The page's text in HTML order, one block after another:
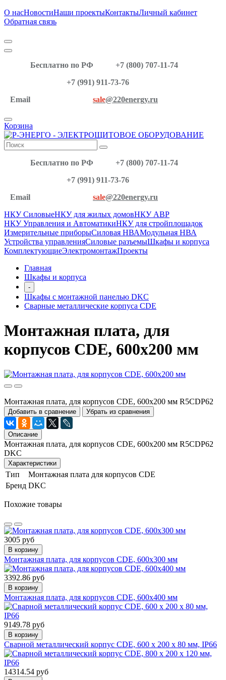
О насНовостиНаши проектыКонтактыЛичный кабинет
Обратная связь
Бесплатно по РФ
+7 (800) 707-11-74
+7 (991) 911-73-76
Email
sale@220energy.ru
Корзина
Бесплатно по РФ
+7 (800) 707-11-74
+7 (991) 911-73-76
Email
sale@220energy.ru
НКУ СиловыеНКУ для жилых домовНКУ АВР
НКУ Управления и АвтоматикиНКУ для стройплощадок
Измерительные приборыСиловая НВАМодульная НВА
Устройства управленияСиловые разъемыШкафы и корпуса
КомплектующиеЭлектромонтажПроекты
Главная
Шкафы и корпуса
-
Шкафы с монтажной панелью DKC
Сварные металлические корпуса CDE
Монтажная плата, для
корпусов CDE, 600x200 мм
Монтажная плата, для корпусов CDE, 600x200 мм R5CDP62
Добавить в сравнение Убрать из сравнения
Описание
Монтажная плата, для корпусов CDE, 600x200 мм R5CDP62
DKC
Характеристики
Тип
Монтажная плата для корпусов CDE
Бренд DKC
Похожие товары
3005 руб
В корзину
Монтажная плата, для корпусов CDE, 600x300 мм
3392.86 руб
В корзину
Монтажная плата, для корпусов CDE, 600x400 мм
9149.78 руб
В корзину
Сварной металлический корпус CDE, 600 x 200 x 80 мм, IP66
14314.54 руб